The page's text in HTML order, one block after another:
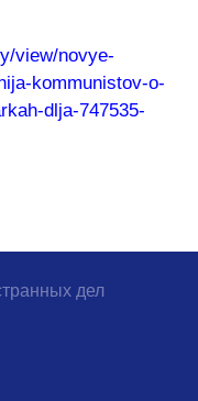
view/novye-
kommunistov-o-
dlja-747535-
дел